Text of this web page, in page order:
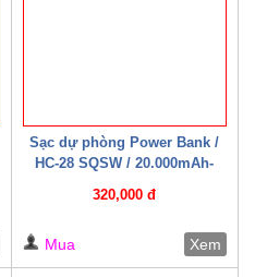
Sạc dự phòng Power Bank /
HC-28 SQSW / 20.000mAh-
Trắng/ Đen
320,000 đ
Mua Xem